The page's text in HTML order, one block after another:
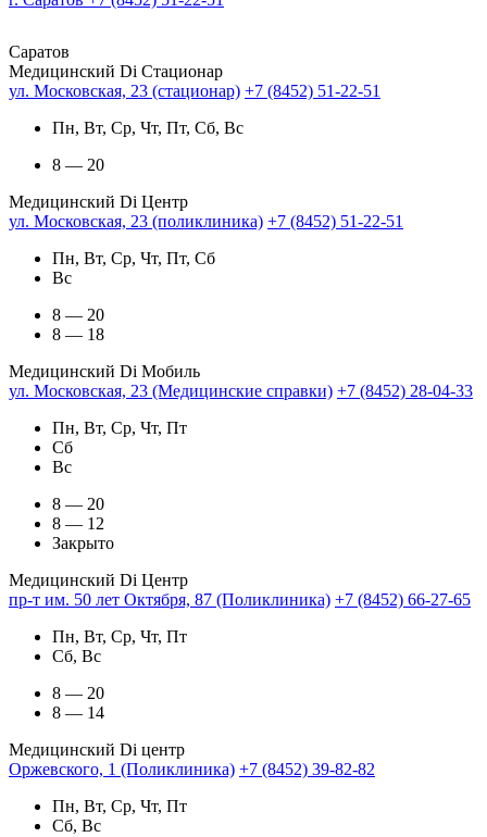
Саратов
Медицинский Di Стационар
ул. Московская, 23 (стационар) +7 (8452) 51-22-51
Пн, Вт, Ср, Чт, Пт, Сб, Вс
8 — 20
Медицинский Di Центр
ул. Московская, 23 (поликлиника) +7 (8452) 51-22-51
Пн, Вт, Ср, Чт, Пт, Сб
Вс
8 — 20
8 — 18
Медицинский Di Мобиль
ул. Московская, 23 (Медицинские справки) +7 (8452) 28-04-33
Пн, Вт, Ср, Чт, Пт
Сб
Вс
8 — 20
8 — 12
Закрыто
Медицинский Di Центр
пр-т им. 50 лет Октября, 87 (Поликлиника) +7 (8452) 66-27-65
Пн, Вт, Ср, Чт, Пт
Сб, Вс
8 — 20
8 — 14
Медицинский Di центр
Оржевского, 1 (Поликлиника) +7 (8452) 39-82-82
Пн, Вт, Ср, Чт, Пт
Сб, Вс